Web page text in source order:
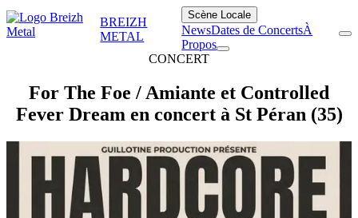
BREIZH
METAL
Scène Locale
NewsDates de ConcertsÀ
Propos
CONCERT
For The Foe / Amiante et Controlled
Fever Dream en concert à St Péran (35)